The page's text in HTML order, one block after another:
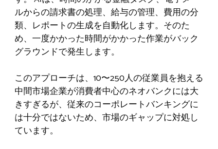
ルからの請求書の処理、給与の管理、費用の分
類、レポートの生成を自動化します。そのた
め、一度かかった時間がかかった作業がバック
グラウンドで発生します。
このアプローチは、10〜250人の従業員を抱える
中間市場企業が消費者中心のネオバンクには大
きすぎるが、従来のコーポレートバンキングに
は十分ではないため、市場のギャップに対処し
ています。